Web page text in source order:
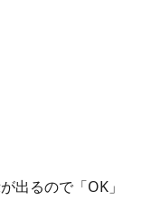
出るので「OK」